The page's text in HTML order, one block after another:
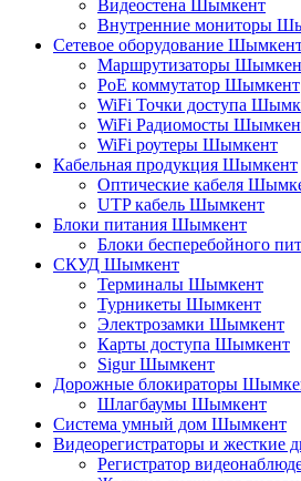
Видеостена Шымкент
Внутренние мониторы
Сетевое оборудование
Маршрутизаторы
PoE коммутатор Шымкент
WiFi Точки доступа
WiFi Радиомосты
WiFi роутеры Шымкент
Кабельная продукция Шымкент
Оптические кабеля
UTP кабель Шымкент
Блоки питания Шымкент
Блоки бесперебойного
СКУД Шымкент
Терминалы Шымкент
Турникеты Шымкент
Электрозамки Шымкент
Карты доступа Шымкент
Sigur Шымкент
Дорожные блокираторы
Шлагбаумы Шымкент
Система умный дом Шымкент
Видеорегистраторы и жесткие
Регистратор